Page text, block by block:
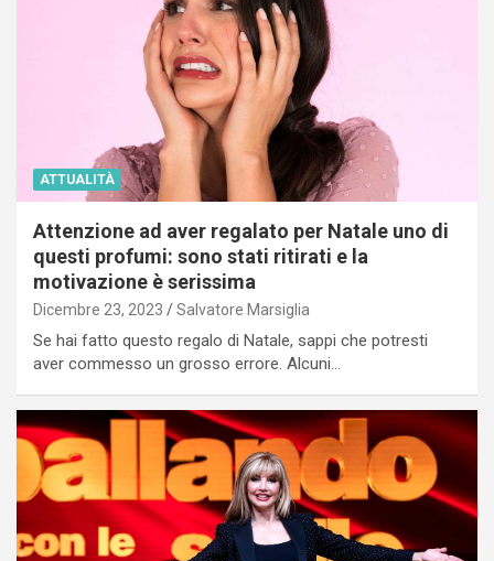
ATTUALITÀ
Attenzione ad aver regalato per Natale uno di
questi profumi: sono stati ritirati e la
motivazione è serissima
Dicembre 23, 2023 Salvatore Marsiglia
Se hai fatto questo regalo di Natale, sappi che potresti
aver commesso un grosso errore. Alcuni…